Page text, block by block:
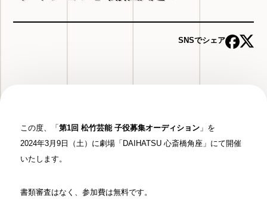
SNSでシェア
この度、「 第1回 松竹芸能 子役募集オーディション」を
2024年3月9日（土）に劇場「DAIHATSU 心斎橋角座」にて開催
いたします。
書類審査はなく、参加費は無料です。